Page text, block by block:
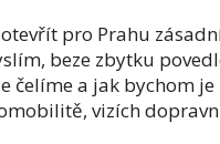
pro Prahu
beze zbytku
čelíme a jak bychom
vizích